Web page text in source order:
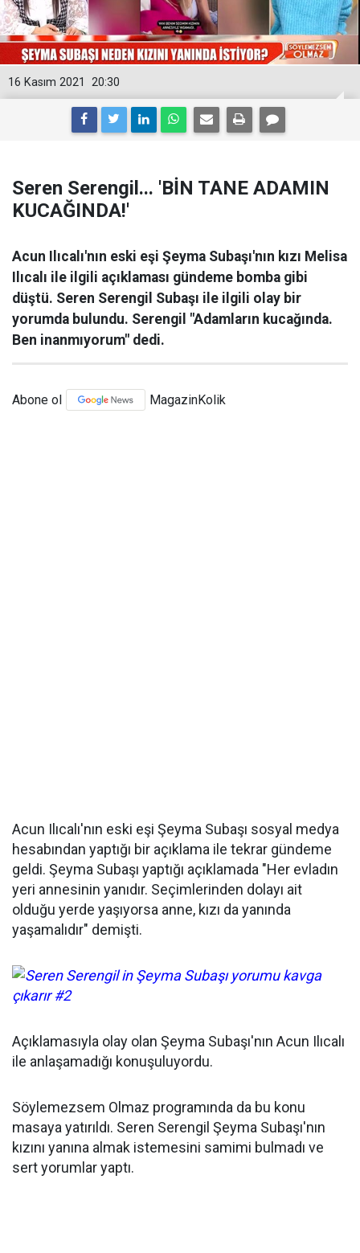
20:30
16 Kasım 2021
Seren Serengil... 'BİN TANE ADAMIN
KUCAĞINDA!'
Acun Ilıcalı'nın eski eşi Şeyma Subaşı'nın kızı Melisa
Ilıcalı ile ilgili açıklaması gündeme bomba gibi
düştü. Seren Serengil Subaşı ile ilgili olay bir
yorumda bulundu. Serengil "Adamların kucağında.
Ben inanmıyorum" dedi.
Abone ol MagazinKolik
Acun Ilıcalı'nın eski eşi Şeyma Subaşı sosyal medya
hesabından yaptığı bir açıklama ile tekrar gündeme
geldi. Şeyma Subaşı yaptığı açıklamada "Her evladın
yeri annesinin yanıdır. Seçimlerinden dolayı ait
olduğu yerde yaşıyorsa anne, kızı da yanında
yaşamalıdır" demişti.
Açıklamasıyla olay olan Şeyma Subaşı'nın Acun Ilıcalı
ile anlaşamadığı konuşuluyordu.
Söylemezsem Olmaz programında da bu konu
masaya yatırıldı. Seren Serengil Şeyma Subaşı'nın
kızını yanına almak istemesini samimi bulmadı ve
sert yorumlar yaptı.